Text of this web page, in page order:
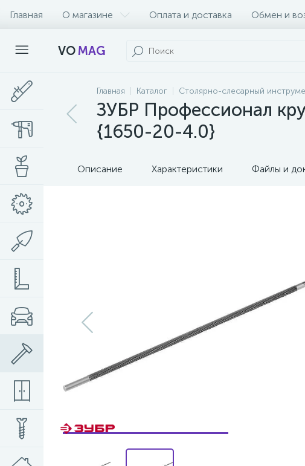
Главная О магазине Оплата и доставка Обмен и
VOMAG
Главная Каталог Столярно-слесарный
ЗУБР Профессионал
{1650-20-4.0}
Описание Характеристики Файлы и